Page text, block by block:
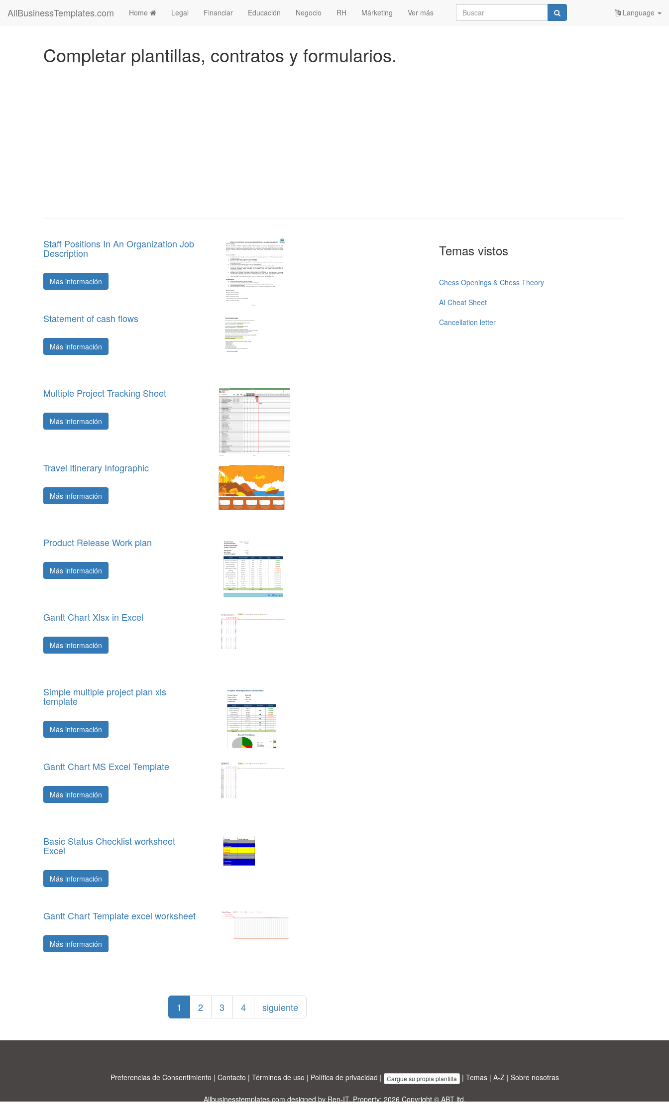
AllBusinessTemplates.com Home Legal Financiar Educación Negocio RH Márketing Ver más Language
Completar plantillas, contratos y formularios.
Staff Positions In An Organization Job
Description
Más información
Statement of cash flows
Más información
Multiple Project Tracking Sheet
Más información
Travel Itinerary Infographic
Más información
Product Release Work plan
Más información
Gantt Chart Xlsx in Excel
Más información
Simple multiple project plan xls
template
Más información
Gantt Chart MS Excel Template
Más información
Basic Status Checklist worksheet
Excel
Más información
Gantt Chart Template excel worksheet
Más información
1 2 3 4 siguiente
Temas vistos
Chess Openings & Chess Theory
AI Cheat Sheet
Cancellation letter
Preferencias de Consentimiento | Contacto | Términos de uso | Política de privacidad | Cargue su propia plantilla | Temas| A-Z| Sobre nosotras
Allbusinesstemplates.com designed by Ren-IT. Property: 2026 Copyright © ABT ltd.